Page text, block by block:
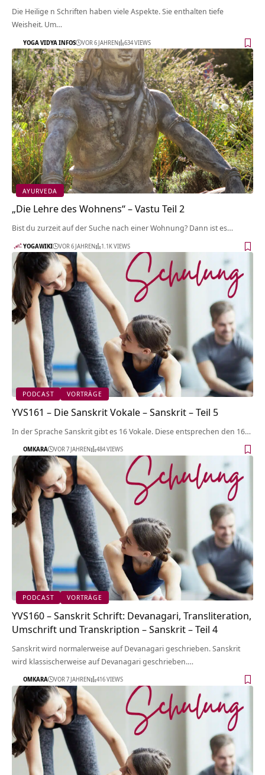
Die Heilige n Schriften haben viele Aspekte. Sie enthalten tiefe
Weisheit. Um…
YOGA VIDYA INFOS VOR 6 JAHREN 634 VIEWS
AYURVEDA
„Die Lehre des Wohnens“ – Vastu Teil 2
Bist du zurzeit auf der Suche nach einer Wohnung? Dann ist es…
YOGAWIKI VOR 6 JAHREN 1.1K VIEWS
PODCAST VORTRÄGE
YVS161 – Die Sanskrit Vokale – Sanskrit – Teil 5
In der Sprache Sanskrit gibt es 16 Vokale. Diese entsprechen den 16…
OMKARA VOR 7 JAHREN 484 VIEWS
PODCAST VORTRÄGE
YVS160 – Sanskrit Schrift: Devanagari, Transliteration,
Umschrift und Transkription – Sanskrit – Teil 4
Sanskrit wird normalerweise auf Devanagari geschrieben. Sanskrit
wird klassischerweise auf Devanagari geschrieben.…
OMKARA VOR 7 JAHREN 416 VIEWS